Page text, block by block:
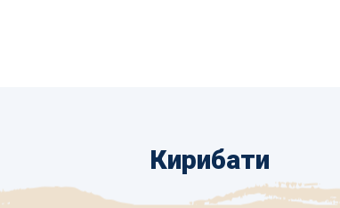
Кирибати